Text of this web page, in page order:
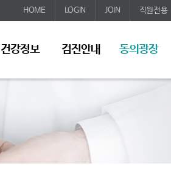
HOME LOGIN JOIN 직원전용
건강정보 검진안내 동의광장